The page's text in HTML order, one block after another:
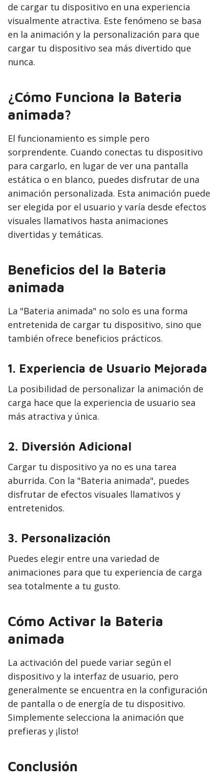
de cargar tu dispositivo en una experiencia
visualmente atractiva. Este fenómeno se basa
en la animación y la personalización para que
cargar tu dispositivo sea más divertido que
nunca.
¿Cómo Funciona la Bateria
animada?
El funcionamiento es simple pero
sorprendente. Cuando conectas tu dispositivo
para cargarlo, en lugar de ver una pantalla
estática o en blanco, puedes disfrutar de una
animación personalizada. Esta animación puede
ser elegida por el usuario y varía desde efectos
visuales llamativos hasta animaciones
divertidas y temáticas.
Beneficios del la Bateria
animada
La "Bateria animada" no solo es una forma
entretenida de cargar tu dispositivo, sino que
también ofrece beneficios prácticos.
1. Experiencia de Usuario Mejorada
La posibilidad de personalizar la animación de
carga hace que la experiencia de usuario sea
más atractiva y única.
2. Diversión Adicional
Cargar tu dispositivo ya no es una tarea
aburrida. Con la "Bateria animada", puedes
disfrutar de efectos visuales llamativos y
entretenidos.
3. Personalización
Puedes elegir entre una variedad de
animaciones para que tu experiencia de carga
sea totalmente a tu gusto.
Cómo Activar la Bateria
animada
La activación del puede variar según el
dispositivo y la interfaz de usuario, pero
generalmente se encuentra en la configuración
de pantalla o de energía de tu dispositivo.
Simplemente selecciona la animación que
prefieras y ¡listo!
Conclusión